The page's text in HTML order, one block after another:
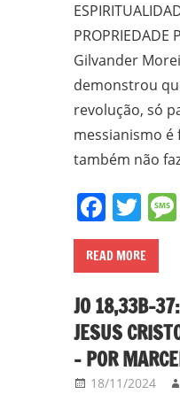
PROPRIEDADE
Gilvander
demonstrou
revolução, só
messianismo é
também não
READ MORE
JO 18,33B-
JESUS
– POR
18/11/2024